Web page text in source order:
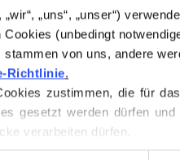
„uns“, „unser“)
(unbedingt
von uns, andere
Richtlinie.
zustimmen, die für
gesetzt werden dürfen
verarbeiten dürfen.
über unsere Cookie-